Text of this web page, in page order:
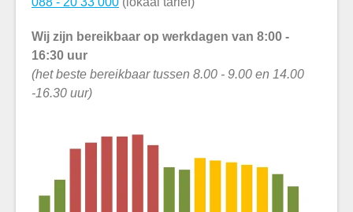
Wij zijn bereikbaar op werkdagen van 8:00 -
16:30 uur
(het beste bereikbaar tussen 8.00 - 9.00 en 14.00
-16.30 uur)